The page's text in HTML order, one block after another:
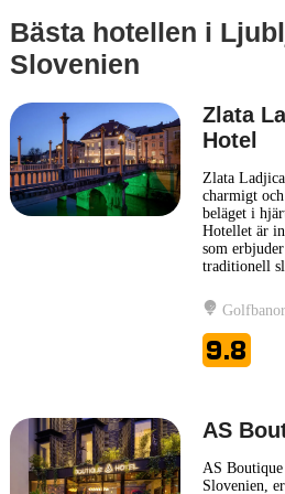
Bästa hotellen i
Slovenien
Zlata
Hotel
Zlata
charmigt
beläget i
Hotellet är
som
traditionell
sig en varm
service,
inrett med
9.8
AS
AS
Slovenien,